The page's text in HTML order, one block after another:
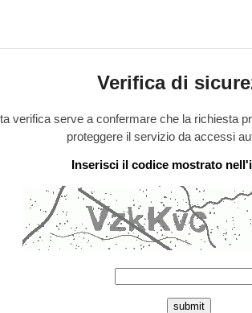
Verifica di
verifica serve a confermare che la richiesta
proteggere il servizio da accessi
Inserisci il codice mostrato
submit